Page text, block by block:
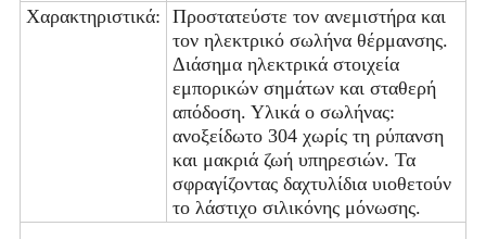
Χαρακτηριστικά: Προστατεύστε τον ανεμιστήρα και
τον ηλεκτρικό σωλήνα θέρμανσης.
Διάσημα ηλεκτρικά στοιχεία
εμπορικών σημάτων και σταθερή
απόδοση. Υλικά ο σωλήνας:
ανοξείδωτο 304 χωρίς τη ρύπανση
και μακριά ζωή υπηρεσιών. Τα
σφραγίζοντας δαχτυλίδια υιοθετούν
το λάστιχο σιλικόνης μόνωσης.